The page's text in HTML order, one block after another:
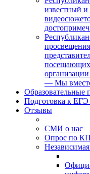
известный
посещающих
— Мы
Подготовка к
Отзывы
СМИ о нас
Опрос по